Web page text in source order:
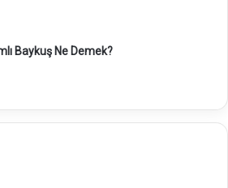
Baykuş Ne Demek?